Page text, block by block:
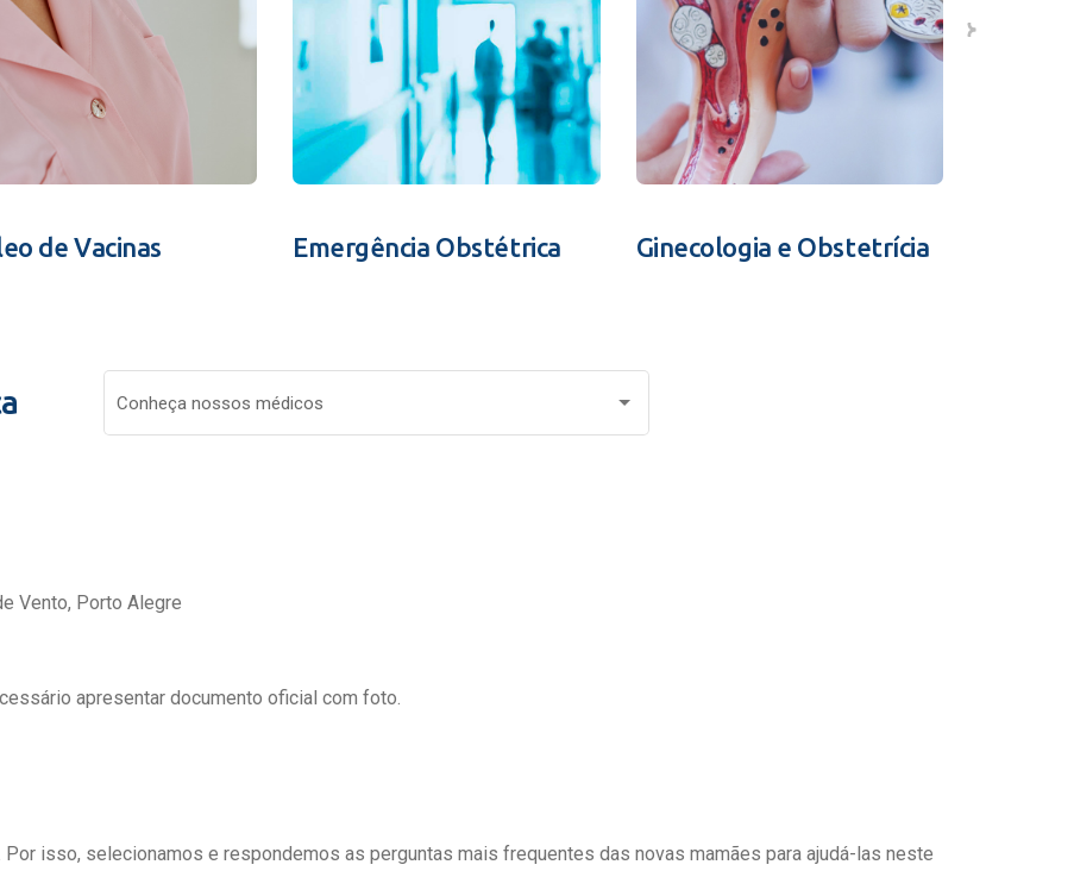
de Vacinas Emergência Obstétrica Ginecologia e Obstetrícia
Conheça nossos médicos
Vento, Porto Alegre
apresentar documento oficial com foto.
isso, selecionamos e respondemos as perguntas mais frequentes das novas mamães para ajudá-las neste